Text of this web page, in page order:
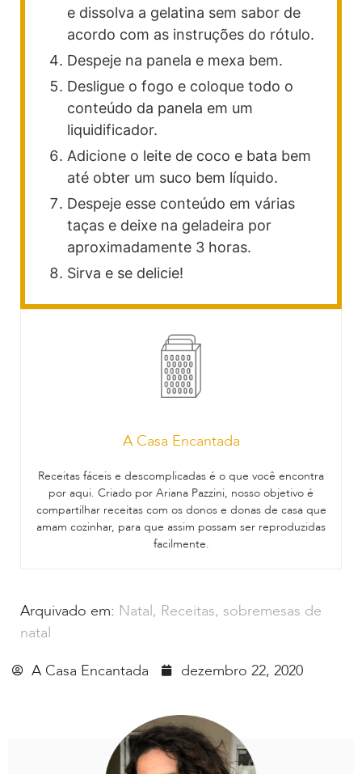
e dissolva a gelatina sem sabor de
acordo com as instruções do rótulo.
Despeje na panela e mexa bem.
Desligue o fogo e coloque todo o
conteúdo da panela em um
liquidificador.
Adicione o leite de coco e bata bem
até obter um suco bem líquido.
Despeje esse conteúdo em várias
taças e deixe na geladeira por
aproximadamente 3 horas.
Sirva e se delicie!
A Casa Encantada
Receitas fáceis e descomplicadas é o que você encontra
por aqui. Criado por Ariana Pazzini, nosso objetivo é
compartilhar receitas com os donos e donas de casa que
amam cozinhar, para que assim possam ser reproduzidas
facilmente.
Arquivado em: Natal, Receitas, sobremesas de
natal
A Casa Encantada
dezembro 22, 2020